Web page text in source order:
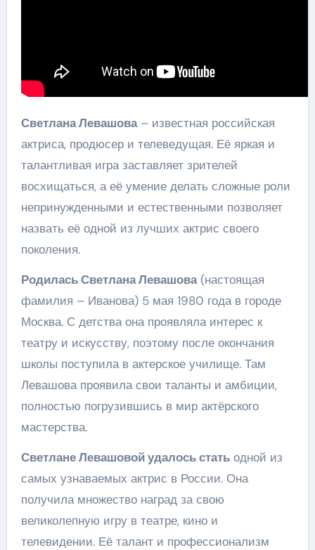
Светлана Левашова– известная российская
актриса, продюсер и телеведущая. Её яркая и
талантливая игра заставляет зрителей
восхищаться, а её умение делать сложные роли
непринужденными и естественными позволяет
назвать её одной из лучших актрис своего
поколения.
Родилась Светлана Левашова(настоящая
фамилия – Иванова) 5 мая 1980 года в городе
Москва. С детства она проявляла интерес к
театру и искусству, поэтому после окончания
школы поступила в актерское училище. Там
Левашова проявила свои таланты и амбиции,
полностью погрузившись в мир актёрского
мастерства.
Светлане Левашовой удалось статьодной из
самых узнаваемых актрис в России. Она
получила множество наград за свою
великолепную игру в театре, кино и
телевидении. Её талант и профессионализм